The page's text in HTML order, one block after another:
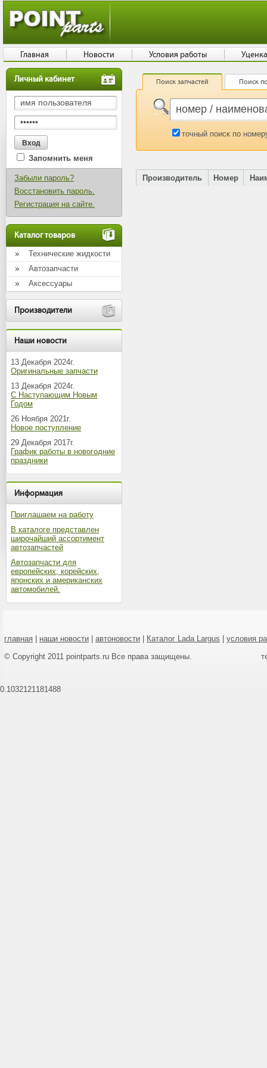
Личный кабинет
Запомнить меня
Забыли пароль?
Восстановить пароль.
Регистрация на сайте.
Каталог товаров
Технические жидкости
Автозапчасти
Аксессуары
Производители
Наши новости
13 Декабря 2024г.
Оригинальные запчасти
13 Декабря 2024г.
С Наступающим Новым
Годом
26 Ноября 2021г.
Новое поступление
29 Декабря 2017г.
График работы в новогодние
праздники
Информация
Приглашаем на работу
В каталоге представлен
широчайший ассортимент
автозапчастей
Автозапчасти для
европейских, корейских,
японских и американских
автомобилей.
Поиск запчастей Поиск
точный поиск по
Производитель Номер
главная наши новости автоновости Каталог Lada Largus
условия
© Copyright 2011 pointparts.ru Все права защищены.
Главная Новости Условия работы
0.1032121181488